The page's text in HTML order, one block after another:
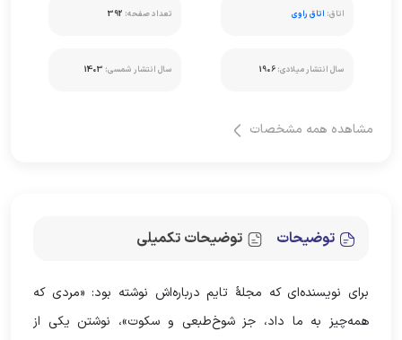
اتاق:اتاق راوی تعداد صفحه:392
سال انتشار میلادی:1906 سال انتشار شمسی:1403
مشاهده همه مشخصات
توضیحات توضیحات تکمیلی
برای نویسنده‌ای که مجلۀ تایم درباره‌اش نوشته بود: «مردی که
همه‌چیز به ما داد، جز شوخ‌طبعی و سکوت»، نوشتن یکی از